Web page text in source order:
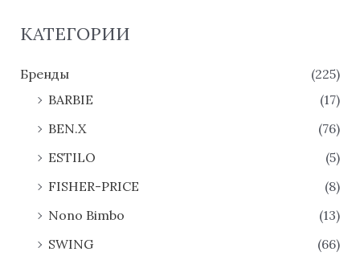
КАТЕГОРИИ
Бренды
(225)
BARBIE
(17)
BEN.X
(76)
ESTILO
(5)
FISHER-PRICE
(8)
Nono Bimbo
(13)
SWING
(66)